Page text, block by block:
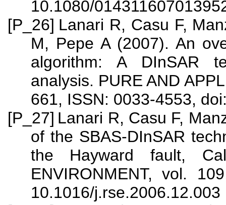
10.1080/
[P_26] Lanari R, Casu F,
M, Pepe A (2007). An
algorithm: A DInSAR
analysis. PURE AND
661, ISSN: 0033-4553,
[P_27] Lanari R, Casu F,
of the SBAS-DInSAR
the Hayward fault,
ENVIRONMENT, vol.
10.1016/j.rse.2006.12.003